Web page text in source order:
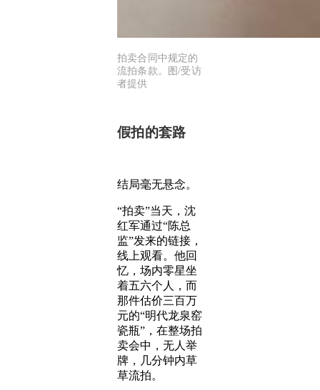
拍卖合同中规定的
流拍条款。图/受访
者提供
假拍的套路
结局毫无悬念。
“拍卖”当天，沈
红军通过“陈总
监”发来的链接，
线上观看。他回
忆，场内零星坐
着五六个人，而
那件估价三百万
元的“明代龙泉窑
瓷瓶”，在整场拍
卖会中，无人举
牌，几分钟内草
草流拍。